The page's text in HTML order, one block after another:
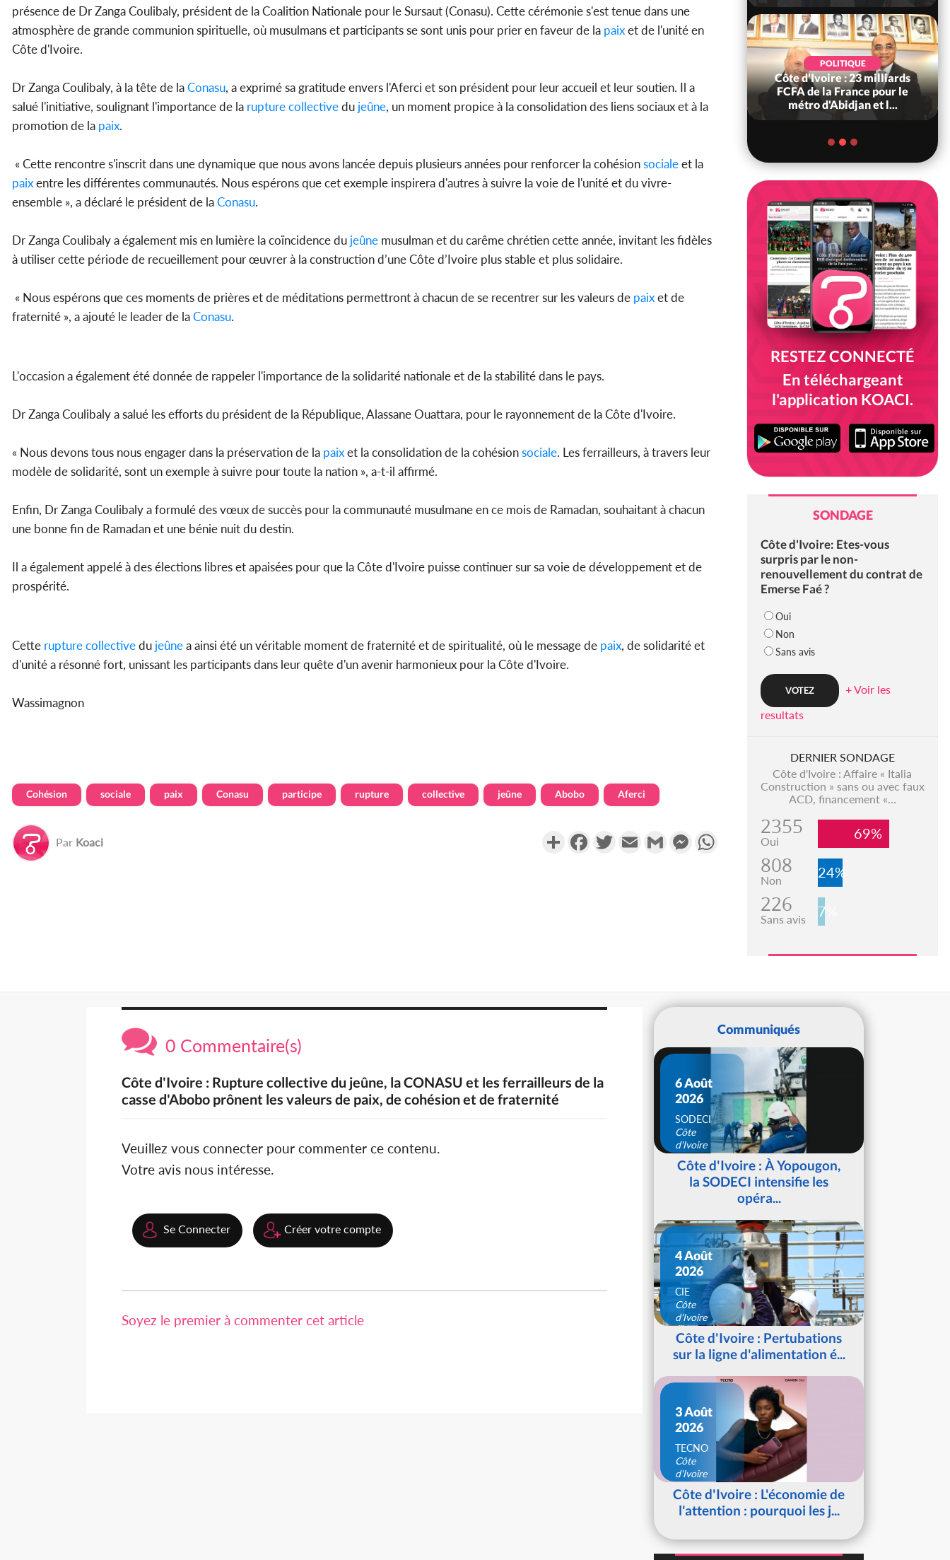
présence de Dr Zanga Coulibaly, président de la Coalition Nationale pour le Sursaut (Conasu). Cette cérémonie s'est tenue dans une
atmosphère de grande communion spirituelle, où musulmans et participants se sont unis pour prier en faveur de la paixet de l'unité en
Côte d'Ivoire.
Dr Zanga Coulibaly, à la tête de laConasu, a exprimé sa gratitude envers l'Aferci et son président pour leur accueil et leur soutien. Il a
salué l'initiative, soulignant l'importance de la rupturecollectivedu jeûne, un moment propice à la consolidation des liens sociaux et à la
promotion de la paix.
« Cette rencontre s'inscrit dans une dynamique que nous avons lancée depuis plusieurs années pour renforcer la cohésionsocialeet la
paixentre les différentes communautés. Nous espérons que cet exemple inspirera d'autres à suivre la voie de l'unité et du vivre-
ensemble », a déclaré le président de laConasu.
Dr Zanga Coulibaly a également mis en lumière la coïncidence du jeûne musulman et du carême chrétien cette année, invitant les fidèles
à utiliser cette période de recueillement pour œuvrer à la construction d’une Côte d’Ivoire plus stable et plus solidaire.
« Nous espérons que ces moments de prières et de méditations permettront à chacun de se recentrer sur les valeurs de paixet de
fraternité », a ajouté le leader de laConasu.
L'occasion a également été donnée de rappeler l'importance de la solidarité nationale et de la stabilité dans le pays.
Dr Zanga Coulibaly a salué les efforts du président de la République, Alassane Ouattara, pour le rayonnement de la Côte d'Ivoire.
« Nous devons tous nous engager dans la préservation de la paixet la consolidation de la cohésionsociale. Les ferrailleurs, à travers leur
modèle de solidarité, sont un exemple à suivre pour toute la nation », a-t-il affirmé.
Enfin, Dr Zanga Coulibaly a formulé des vœux de succès pour la communauté musulmane en ce mois de Ramadan, souhaitant à chacun
une bonne fin de Ramadan et une bénie nuit du destin.
Il a également appelé à des élections libres et apaisées pour que la Côte d'Ivoire puisse continuer sur sa voie de développement et de
prospérité.
Cette rupturecollectivedu jeûnea ainsi été un véritable moment de fraternité et de spiritualité, où le message de paix, de solidarité et
d'unité a résonné fort, unissant les participants dans leur quête d'un avenir harmonieux pour la Côte d'Ivoire.
Wassimagnon
Cohésion sociale paix Conasu participe rupture collective jeûne Abobo Aferci
Par Koaci PartagerFacebookTwitterEmail Gmail MessengerWhatsApp
Mamadou Traoré ex
conseiller de Soro a recou...
POLITIQUE
Côte d'Ivoire : 23 milliards
FCFA de la France pour le
métro d'Abidjan et l...
RESTEZ CONNECTÉ
En téléchargeant
l'application KOACI.
SONDAGE
Côte d'Ivoire: Etes-vous
surpris par le non-
renouvellement du contrat de
Emerse Faé ?
Oui
Non
Sans avis
+ Voir les
resultats
DERNIER SONDAGE
Côte d'Ivoire : Affaire « Italia
Construction » sans ou avec faux
ACD, financement «...
2355
Oui 69%
808
Non 24%
226
Sans avis 7%
0 Commentaire(s)
Côte d'Ivoire : Rupture collective du jeûne, la CONASU et les ferrailleurs de la
casse d'Abobo prônent les valeurs de paix, de cohésion et de fraternité
Veuillez vous connecter pour commenter ce contenu.
Votre avis nous intéresse.
Se Connecter Créer votre compte
Soyez le premier à commenter cet article
Communiqués
6 Août
2026
SODECI
Côte
d'Ivoire
Côte d'Ivoire : À Yopougon,
la SODECI intensifie les
opéra...
4 Août
2026
CIE
Côte
d'Ivoire
Côte d'Ivoire : Pertubations
sur la ligne d'alimentation é...
3 Août
2026
TECNO
Côte
d'Ivoire
Côte d'Ivoire : L'économie de
l'attention : pourquoi les j...